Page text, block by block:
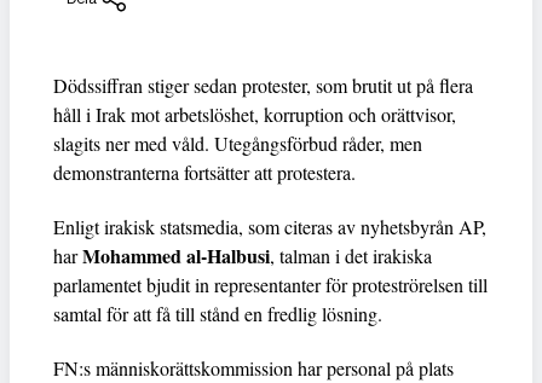
Dödssiffran stiger sedan protester, som brutit ut på flera
håll i Irak mot arbetslöshet, korruption och orättvisor,
slagits ner med våld. Utegångsförbud råder, men
demonstranterna fortsätter att protestera.
Enligt irakisk statsmedia, som citeras av nyhetsbyrån AP,
harMohammed al-Halbusi, talman i det irakiska
parlamentet bjudit in representanter för proteströrelsen till
samtal för att få till stånd en fredlig lösning.
FN:s människorättskommission har personal på plats